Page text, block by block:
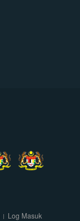
Log Masuk